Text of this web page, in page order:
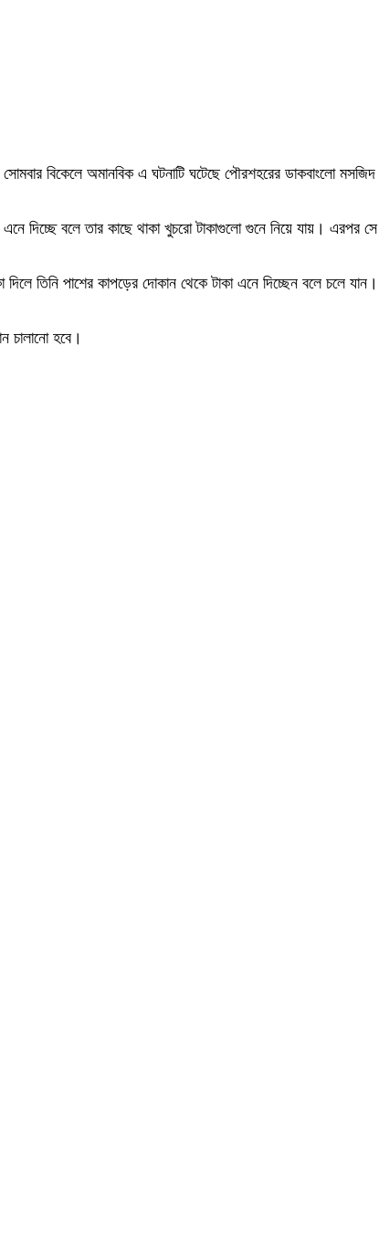
বিকেলে অমানবিক এ ঘটনাটি ঘটেছে পৌরশহরের ডাকবাংলো মসজিদ
দিচ্ছে বলে তার কাছে থাকা খুচরো টাকাগুলো গুনে নিয়ে যায়। এরপর সে
তিনি পাশের কাপড়ের দোকান থেকে টাকা এনে দিচ্ছেন বলে চলে যান।
চালানো হবে।